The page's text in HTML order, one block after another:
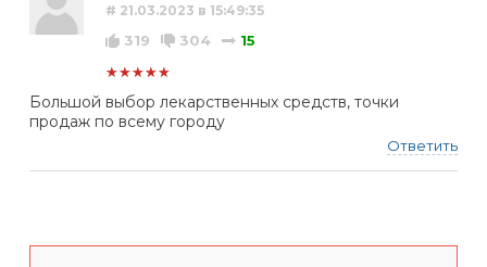
# 21.03.2023 в 15:49:35
319 304
15
★★★★★
Большой выбор лекарственных средств, точки
продаж по всему городу
Ответить